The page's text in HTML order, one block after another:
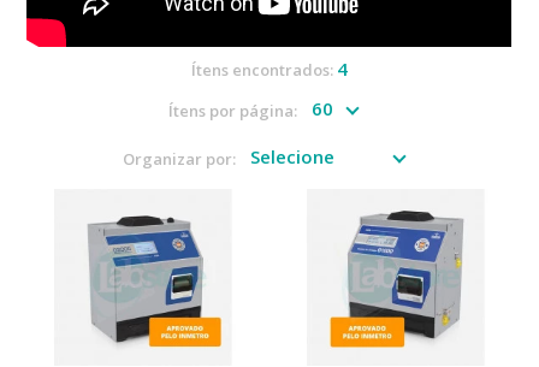
Ítens encontrados: 4
Ítens por página:
Organizar por: